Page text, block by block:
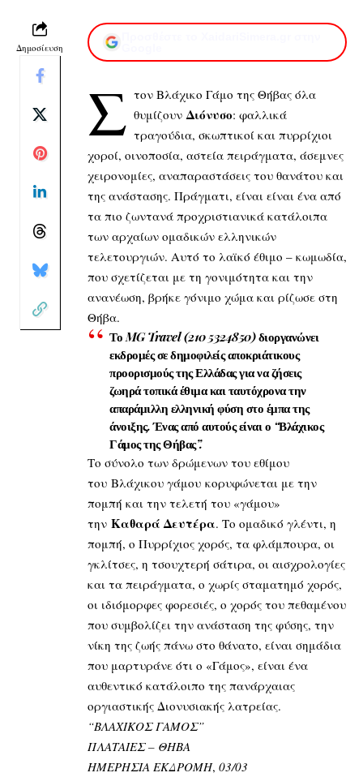
Δημοσίευση
Σ τον Βλάχικο Γάμο της Θήβας όλα
θυμίζουνΔιόνυσο: φαλλικά
τραγούδια, σκωπτικοί και πυρρίχιοι
χοροί, οινοποσία, αστεία πειράγματα, άσεμνες
χειρονομίες, αναπαραστάσεις του θανάτου και
της ανάστασης. Πράγματι, είναι είναι ένα από
τα πιο ζωντανά προχριστιανικά κατάλοιπα
των αρχαίων ομαδικών ελληνικών
τελετουργιών. Αυτό το λαϊκό έθιμο – κωμωδία,
που σχετίζεται με τη γονιμότητα και την
ανανέωση, βρήκε γόνιμο χώμα και ρίζωσε στη
Θήβα.
Το MG Travel (210 5324850) διοργανώνει
εκδρομές σε δημοφιλείς αποκριάτικους
προορισμούς της Ελλάδαςγια να ζήσεις
ζωηρά τοπικά έθιμα και ταυτόχρονα την
απαράμιλλη ελληνική φύση στο έμπα της
άνοιξης. Ένας από αυτούς είναι ο “Βλάχικος
Γάμος της Θήβας”.
Το σύνολο των δρώμενων του εθίμου
του Βλάχικου γάμου κορυφώνεται με την
πομπή και την τελετή του «γάμου»
την Καθαρά Δευτέρα. Το ομαδικό γλέντι, η
πομπή, ο Πυρρίχιος χορός, τα φλάμπουρα, οι
γκλίτσες, η τσουχτερή σάτιρα, οι αισχρολογίες
και τα πειράγματα, ο χωρίς σταματημό χορός,
οι ιδιόμορφες φορεσιές, ο χορός του πεθαμένου
που συμβολίζει την ανάσταση της φύσης, την
νίκη της ζωής πάνω στο θάνατο, είναι σημάδια
που μαρτυράνε ότι ο «Γάμος», είναι ένα
αυθεντικό κατάλοιπο της πανάρχαιας
οργιαστικής Διονυσιακής λατρείας.
“ΒΛΑΧΙΚΟΣ ΓΑΜΟΣ”
ΠΛΑΤΑΙΕΣ – ΘΗΒΑ
ΗΜΕΡΗΣΙΑ ΕΚΔΡΟΜΗ, 03/03